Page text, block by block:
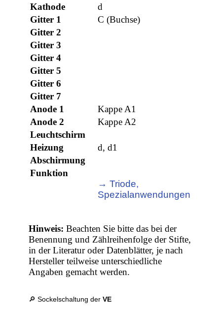
Kathode
d
Gitter 1
C (Buchse)
Gitter 2
Gitter 3
Gitter 4
Gitter 5
Gitter 6
Gitter 7
Anode 1
Kappe A1
Anode 2
Kappe A2
Leuchtschirm
Heizung
d, d1
Abschirmung
Funktion
→ Triode,
Spezialanwendungen
Hinweis: Beachten Sie bitte das bei der
Benennung und Zählreihenfolge der Stifte,
in der Literatur oder Datenblätter, je nach
Hersteller teilweise unterschiedliche
Angaben gemacht werden.
🔎 Sockelschaltung derVE